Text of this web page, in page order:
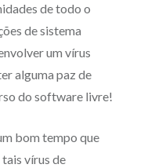
de todo o
de sistema
um vírus
alguma paz de
do software livre!
bom tempo que
vírus de